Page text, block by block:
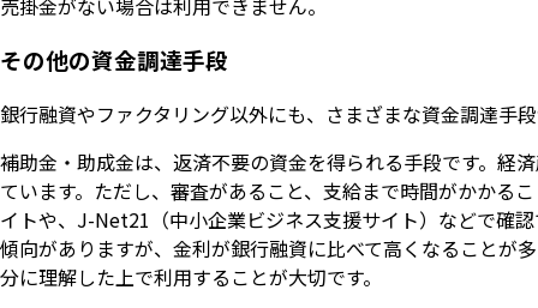
売掛金がない場合は利用できません。
その他の資金調達手段
銀行融資やファクタリング以外にも、さまざまな資金調達手
補助金・助成金は、返済不要の資金を得られる手段です。経
ています。ただし、審査があること、支給まで時間がかかる
イトや、J-Net21（中小企業ビジネス支援サイト）などで確
傾向がありますが、金利が銀行融資に比べて高くなることが
分に理解した上で利用することが大切です。